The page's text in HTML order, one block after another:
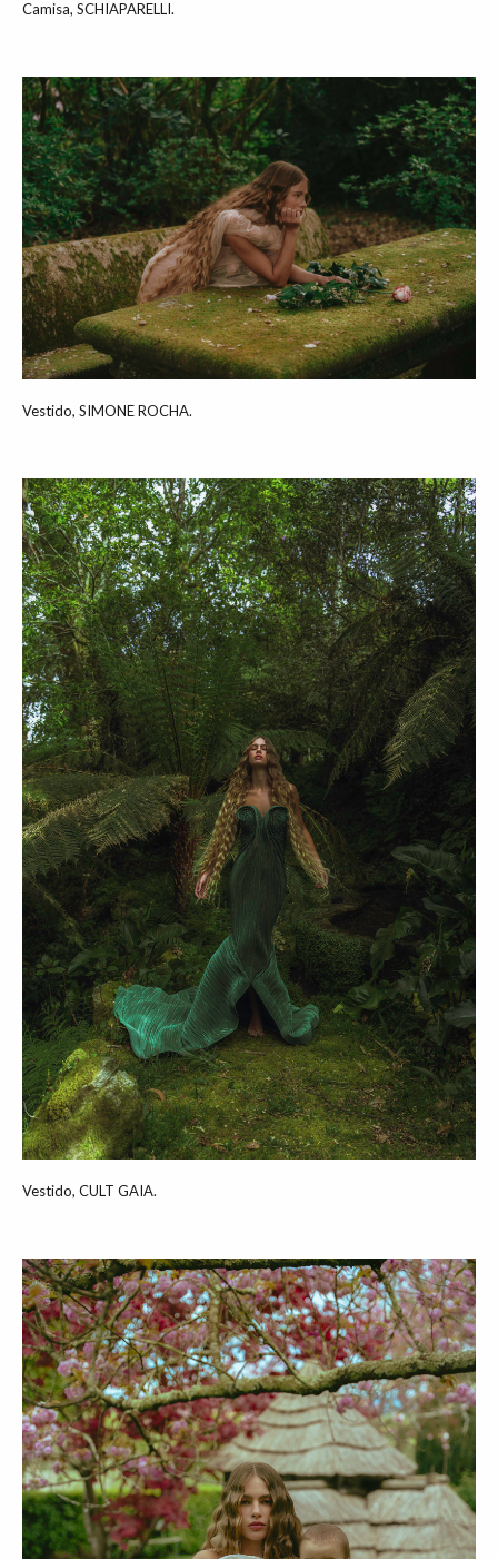
Camisa, SCHIAPARELLI.
Vestido, SIMONE ROCHA.
Vestido, CULT GAIA.